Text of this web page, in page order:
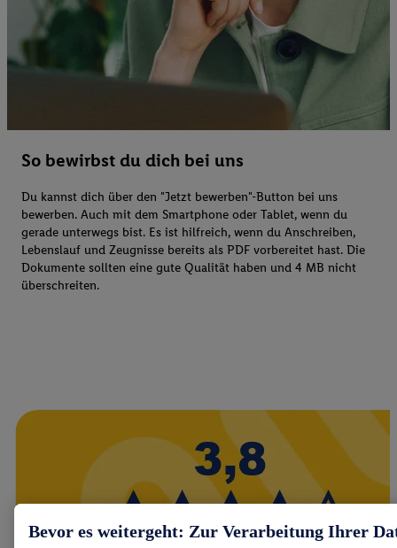
So bewirbst du dich bei uns
Du kannst dich über den "Jetzt bewerben"-Button bei uns
bewerben. Auch mit dem Smartphone oder Tablet, wenn du
gerade unterwegs bist. Es ist hilfreich, wenn du Anschreiben,
Lebenslauf und Zeugnisse bereits als PDF vorbereitet hast. Die
Dokumente sollten eine gute Qualität haben und 4 MB nicht
überschreiten.
Bevor es weitergeht: Zur Verarbeitung Ihrer